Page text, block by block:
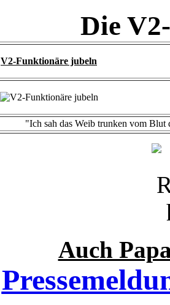
Die
V2-Funktionäre jubeln
"Ich sah das Weib trunken vom
Auch